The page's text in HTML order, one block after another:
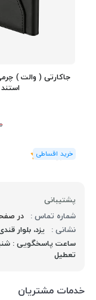
(1رای)
5
پشتیبانی
شماره تماس : در
نشانی : یزد، بلوار
تعطیل
خدمات مشتریان